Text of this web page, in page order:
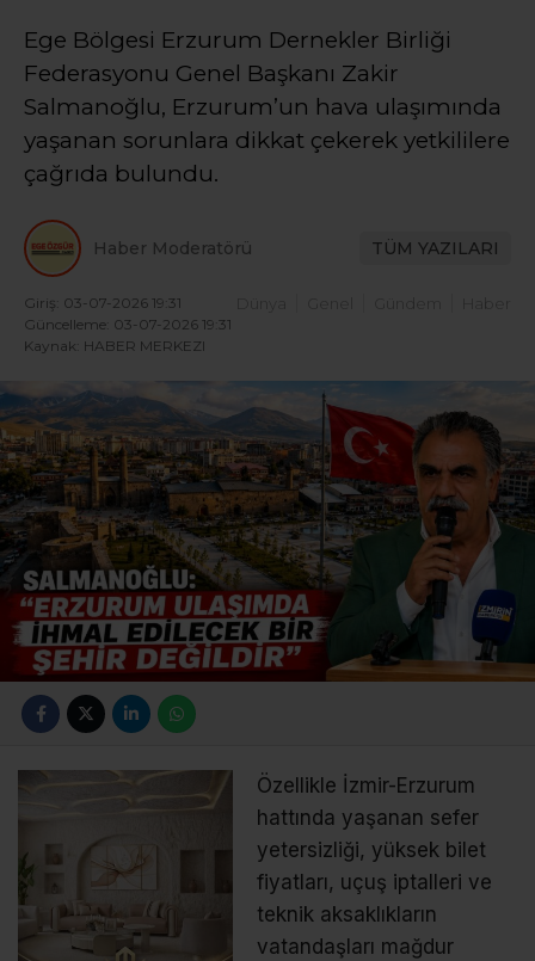
Ege Bölgesi Erzurum Dernekler Birliği
Federasyonu Genel Başkanı Zakir
Salmanoğlu, Erzurum’un hava ulaşımında
yaşanan sorunlara dikkat çekerek yetkililere
çağrıda bulundu.
Haber Moderatörü TÜM YAZILARI
Giriş: 03-07-2026 19:31
Güncelleme: 03-07-2026 19:31
Kaynak: HABER MERKEZI
Gündem Haber
Özellikle İzmir-Erzurum
hattında yaşanan sefer
yetersizliği, yüksek bilet
fiyatları, uçuş iptalleri ve
teknik aksaklıkların
vatandaşları mağdur